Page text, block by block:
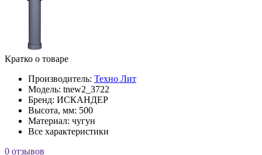
Кратко о товаре
Производитель: Техно Лит
Модель: tnew2_3722
Бренд: ИСКАНДЕР
Высота, мм: 500
Материал: чугун
Все характеристики
0 отзывов